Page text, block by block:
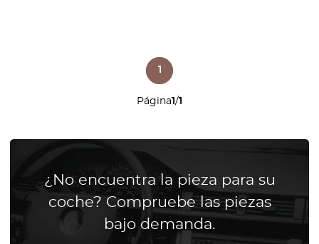
Página1/1
1
¿No encuentra la pieza para su
coche? Compruebe las piezas
bajo demanda.